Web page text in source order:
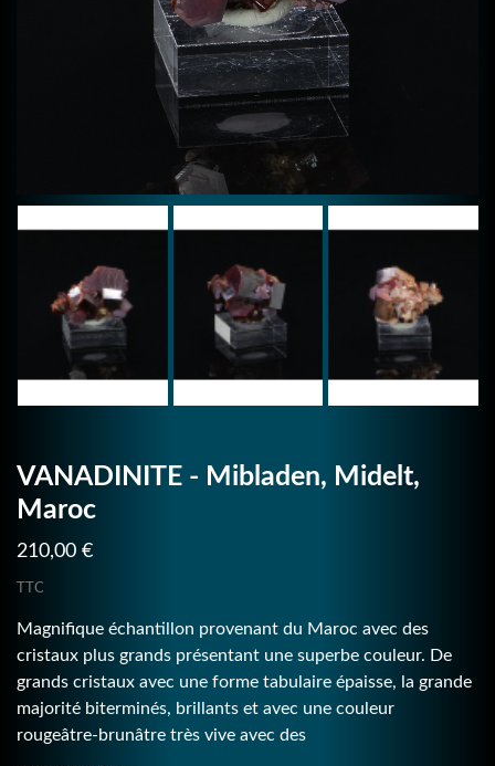
VANADINITE - Mibladen, Midelt,
Maroc
210,00 €
TTC
Magnifique échantillon provenant du Maroc avec des
cristaux plus grands présentant une superbe couleur. De
grands cristaux avec une forme tabulaire épaisse, la grande
majorité biterminés, brillants et avec une couleur
rougeâtre-brunâtre très vive avec des